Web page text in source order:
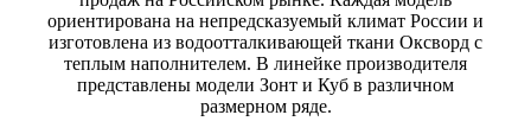
ориентирована на непредсказуемый климат России и
изготовлена из водоотталкивающей ткани Оксворд с
теплым наполнителем. В линейке производителя
представлены модели Зонт и Куб в различном
размерном ряде.